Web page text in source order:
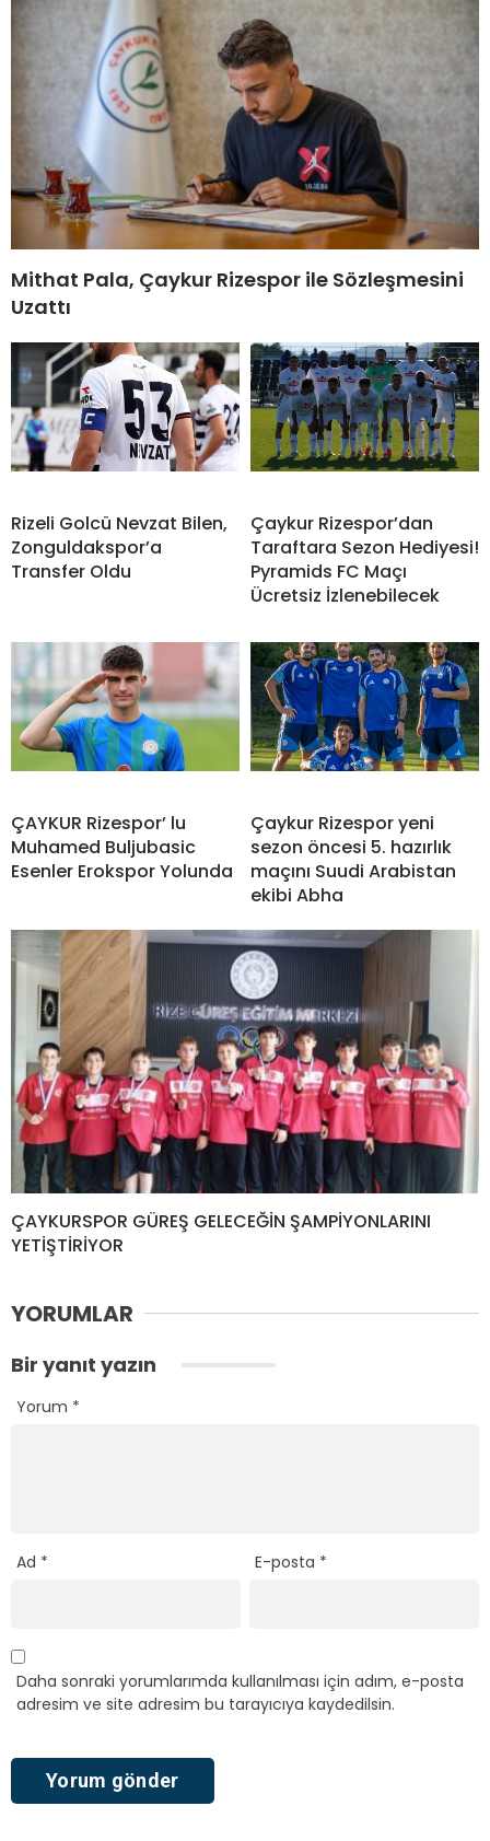
Mithat Pala, Çaykur Rizespor ile Sözleşmesini
Uzattı
Rizeli Golcü Nevzat Bilen,
Zonguldakspor’a
Transfer Oldu
Çaykur Rizespor’dan
Taraftara Sezon Hediyesi!
Pyramids FC Maçı
Ücretsiz İzlenebilecek
ÇAYKUR Rizespor’ lu
Muhamed Buljubasic
Esenler Erokspor Yolunda
Çaykur Rizespor yeni
sezon öncesi 5. hazırlık
maçını Suudi Arabistan
ekibi Abha
ÇAYKURSPOR GÜREŞ GELECEĞİN ŞAMPİYONLARINI
YETİŞTİRİYOR
YORUMLAR
Bir yanıt yazın
Yorum *
Ad * E-posta *
Daha sonraki yorumlarımda kullanılması için adım, e-posta
adresim ve site adresim bu tarayıcıya kaydedilsin.